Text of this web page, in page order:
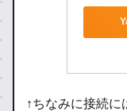
↑ちなみに接続に